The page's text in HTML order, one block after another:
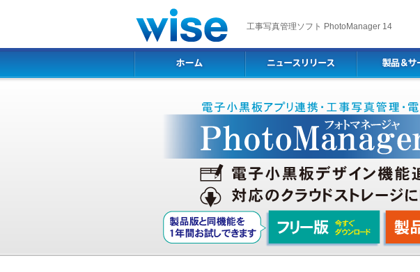
工事写真管理ソフト PhotoManager 14